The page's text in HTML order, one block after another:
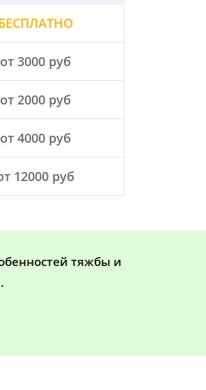
от 3000 руб
от 2000 руб
от 4000 руб
12000 руб
тяжбы и